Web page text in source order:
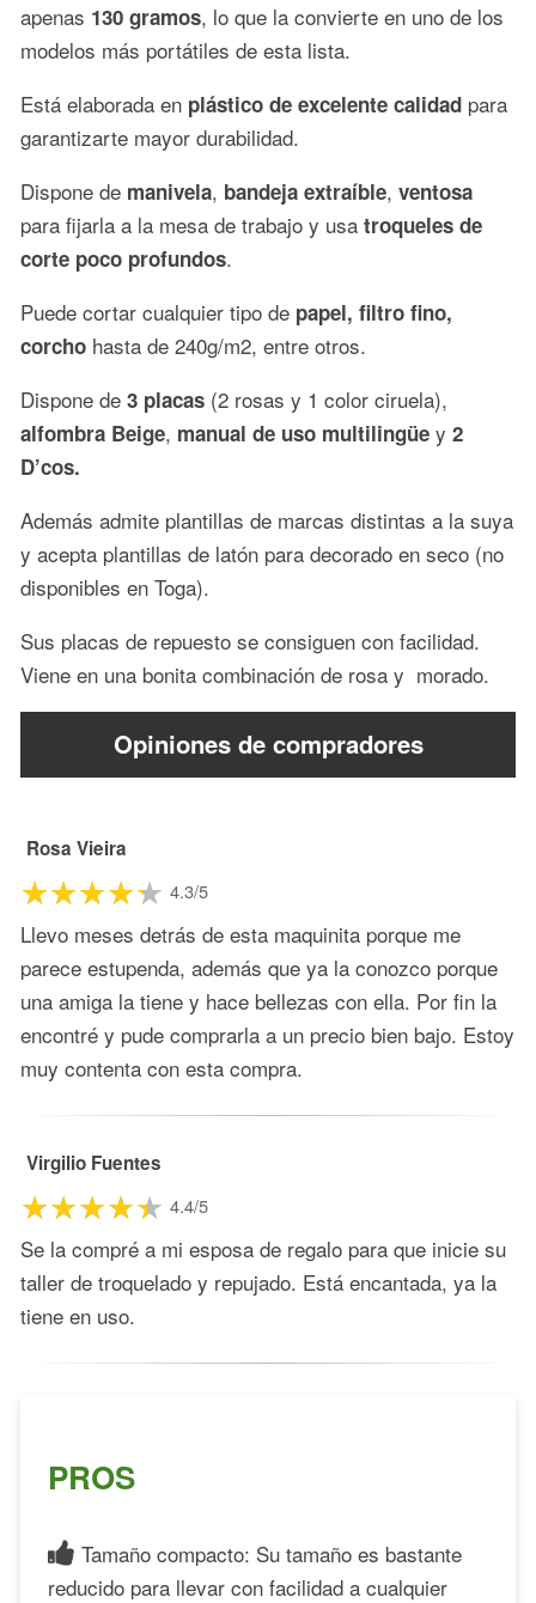
apenas 130 gramos, lo que la convierte en uno de los
modelos más portátiles de esta lista.
Está elaborada en plástico de excelente calidad para
garantizarte mayor durabilidad.
Dispone de manivela, bandeja extraíble, ventosa
para fijarla a la mesa de trabajo y usa troqueles de
corte poco profundos.
Puede cortar cualquier tipo de papel, filtro fino,
corcho hasta de 240g/m2, entre otros.
Dispone de 3 placas (2 rosas y 1 color ciruela),
alfombra Beige, manual de uso multilingüe y 2
D’cos.
Además admite plantillas de marcas distintas a la suya
y acepta plantillas de latón para decorado en seco (no
disponibles en Toga).
Sus placas de repuesto se consiguen con facilidad.
Viene en una bonita combinación de rosa y morado.
Opiniones de compradores
Rosa Vieira
4.3/5
Llevo meses detrás de esta maquinita porque me
parece estupenda, además que ya la conozco porque
una amiga la tiene y hace bellezas con ella. Por fin la
encontré y pude comprarla a un precio bien bajo. Estoy
muy contenta con esta compra.
Virgilio Fuentes
4.4/5
Se la compré a mi esposa de regalo para que inicie su
taller de troquelado y repujado. Está encantada, ya la
tiene en uso.
PROS
Tamaño compacto: Su tamaño es bastante
reducido para llevar con facilidad a cualquier